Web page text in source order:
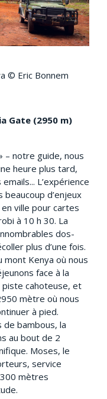
© Eric Bonnem
Gate (2950 m)
– notre guide, nous
heure plus tard,
L’expérience
beaucoup d’enjeux
ville pour cartes
à 10 h 30. La
dos-
plus d’une fois.
mont Kenya où nous
face à la
cahoteuse, et
mètre où nous
à pied.
bambous, la
au bout de 2
Moses, le
service
mètres